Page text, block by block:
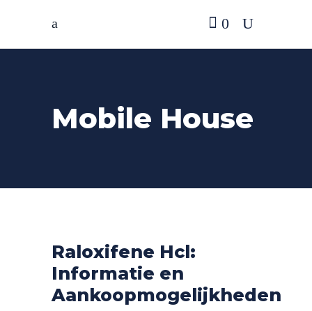
0
Mobile House
Raloxifene Hcl:
Informatie en
Aankoopmogelijkheden